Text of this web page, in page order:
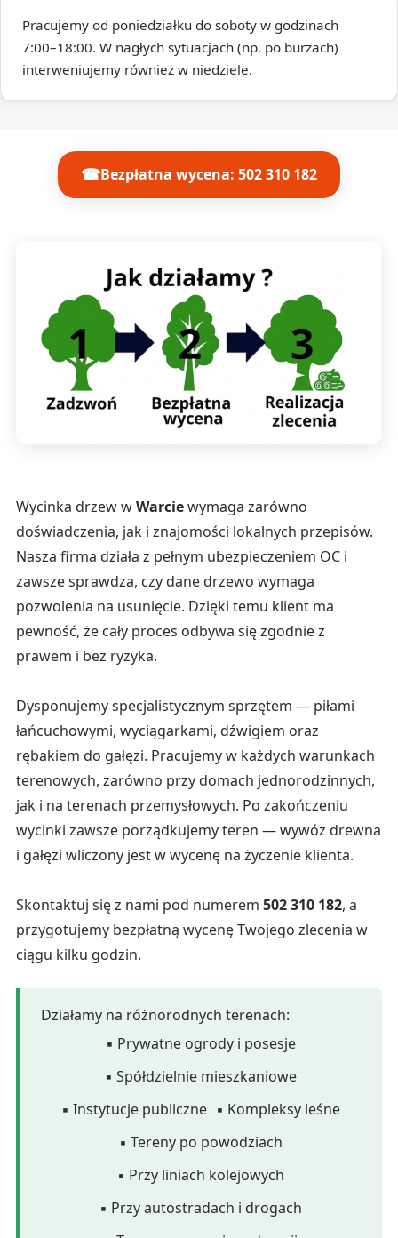
Pracujemy od poniedziałku do soboty w godzinach
7:00–18:00. W nagłych sytuacjach (np. po burzach)
interweniujemy również w niedziele.
☎Bezpłatna wycena: 502 310 182
Wycinka drzew wWarciewymaga zarówno
doświadczenia, jak i znajomości lokalnych przepisów.
Nasza firma działa z pełnym ubezpieczeniem OC i
zawsze sprawdza, czy dane drzewo wymaga
pozwolenia na usunięcie. Dzięki temu klient ma
pewność, że cały proces odbywa się zgodnie z
prawem i bez ryzyka.
Dysponujemy specjalistycznym sprzętem — piłami
łańcuchowymi, wyciągarkami, dźwigiem oraz
rębakiem do gałęzi. Pracujemy w każdych warunkach
terenowych, zarówno przy domach jednorodzinnych,
jak i na terenach przemysłowych. Po zakończeniu
wycinki zawsze porządkujemy teren — wywóz drewna
i gałęzi wliczony jest w wycenę na życzenie klienta.
Skontaktuj się z nami pod numerem 502 310 182, a
przygotujemy bezpłatną wycenę Twojego zlecenia w
ciągu kilku godzin.
Działamy na różnorodnych terenach:
▪ Prywatne ogrody i posesje
▪ Spółdzielnie mieszkaniowe
▪ Instytucje publiczne ▪ Kompleksy leśne
▪ Tereny po powodziach
▪ Przy liniach kolejowych
▪ Przy autostradach i drogach